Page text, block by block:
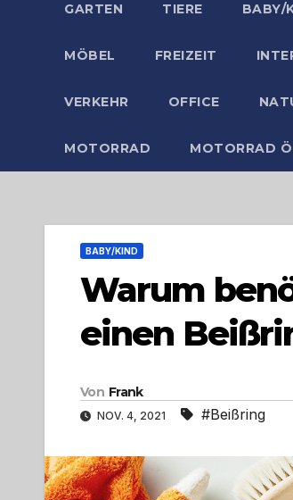
GARTEN TIERE BABY/
MÖBEL FREIZEIT
VERKEHR OFFICE
MOTORRAD MOTORRAD
BABY/KIND
Warum
einen
Von Frank
NOV. 4, 2021 #Beißring